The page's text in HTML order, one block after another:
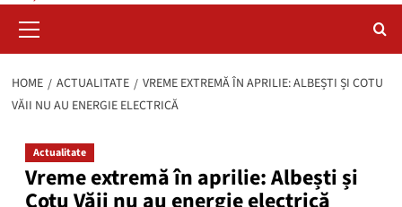
Menu
HOME ACTUALITATE
VREME EXTREMĂ ÎN APRILIE: ALBEȘTI ȘI COTU
VĂII NU AU ENERGIE ELECTRICĂ
Actualitate
Vreme extremă în aprilie: Albești și